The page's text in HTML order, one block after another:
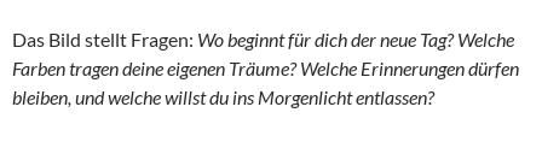
Das Bild stellt Fragen: Wo beginnt für dich der neue Tag? Welche
Farben tragen deine eigenen Träume? Welche Erinnerungen dürfen
bleiben, und welche willst du ins Morgenlicht entlassen?